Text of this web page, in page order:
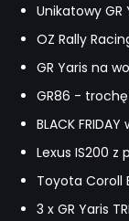
Unikatowy GR
OZ Rally
GR Yaris na
GR86 -
BLACK
Lexus IS200
Toyota Coroll
3 x GR Yaris